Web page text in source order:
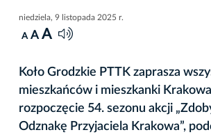
niedziela, 9 listopada 2025 r.
A A A
Koło Grodzkie PTTK zaprasza
mieszkańców i mieszkanki
rozpoczęcie 54. sezonu akcji
Odznakę Przyjaciela Krakowa”,